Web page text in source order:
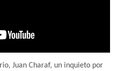
Juan Charaf, un inquieto por